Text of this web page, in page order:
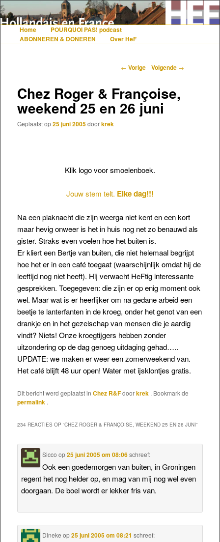
De gezelligste website voor Nederlanders die iets met Frankrijk hebben
HoofdmenuSpring naar de primaire inhoud
Spring naar de secundaire inhoud
Home
POURQUOI PAS! podcast
ABONNEREN & DONEREN
Over HeF
Berichtnavigatie
← Vorige Volgende →
Chez Roger & Françoise,
weekend 25 en 26 juni
Geplaatst op25 juni 2005doorkrek
Klik logo voor smoelenboek.
Jouw stem telt. Elke dag!!!
Na een plaknacht die zijn weerga niet kent en een kort
maar hevig onweer is het in huis nog net zo benauwd als
gister. Straks even voelen hoe het buiten is.
Er kliert een Bertje van buiten, die niet helemaal begrijpt
hoe het er in een café toegaat (waarschijnlijk omdat hij de
leeftijd nog niet heeft). Hij verwacht HeFtig interessante
gesprekken. Toegegeven: die zijn er op enig moment ook
wel. Maar wat is er heerlijker om na gedane arbeid een
beetje te lanterfanten in de kroeg, onder het genot van een
drankje en in het gezelschap van mensen die je aardig
vindt? Niets! Onze kroegtijgers hebben zonder
uitzondering op de dag genoeg uitdaging gehad…..
UPDATE: we maken er weer een zomerweekend van.
Het café blijft 48 uur open! Water met ijsklontjes gratis.
Dit bericht werd geplaatst in Chez R&Fdoorkrek . Bookmark de
permalink .
234 REACTIES OP “CHEZ ROGER & FRANÇOISE, WEEKEND 25 EN 26 JUNI”
Sicco op25 juni 2005 om 08:06 schreef:
Ook een goedemorgen van buiten, in Groningen
regent het nog helder op, en mag van mij nog wel even
doorgaan. De boel wordt er lekker fris van.
Dineke op25 juni 2005 om 08:21 schreef: